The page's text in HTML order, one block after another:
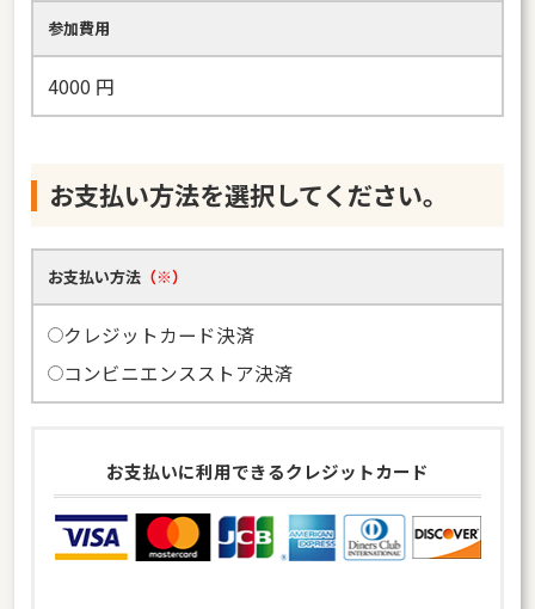
参加費用
4000 円
お支払い方法を選択してください。
お支払い方法 （※）
クレジットカード決済
コンビニエンスストア決済
お支払いに利用できるクレジットカード